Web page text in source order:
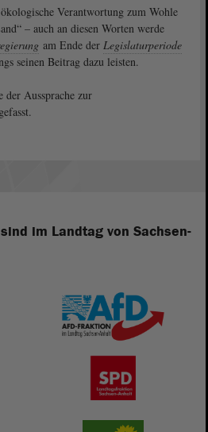
Verantwortung zum Wohle
– auch an diesen Worten werde
am Ende der Legislaturperiode
seinen Beitrag dazu leisten.
der Aussprache zur
im Landtag von Sachsen-